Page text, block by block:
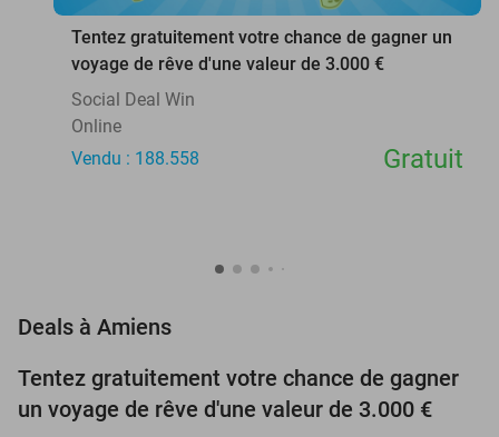
Tentez gratuitement votre chance de gagner un
voyage de rêve d'une valeur de 3.000 €
Social Deal Win
Online
Vendu : 188.558
Gratuit
Deals à Amiens
Tentez gratuitement votre chance de gagner
un voyage de rêve d'une valeur de 3.000 €